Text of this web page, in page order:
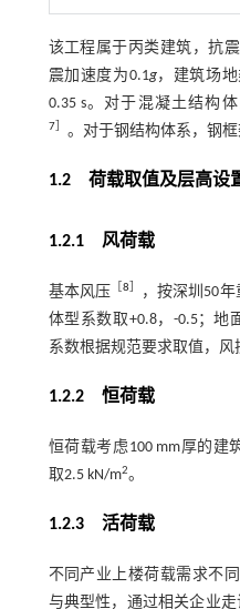
该工程属于丙类建筑，抗
震加速度为0.1g，建筑场
0.35 s。对于混凝土结构
7］ 。对于钢结构体系，钢框
1.2荷载取值及层高设
1.2.1风荷载
基本风压［ 8 ，按深圳50
体型系数取+0.8，-0.5；地
系数根据规范要求取值，风
1.2.2恒荷载
恒荷载考虑100 mm厚的建
取2.5 kN/m2。
1.2.3活荷载
不同产业上楼荷载需求不
与典型性，通过相关企业